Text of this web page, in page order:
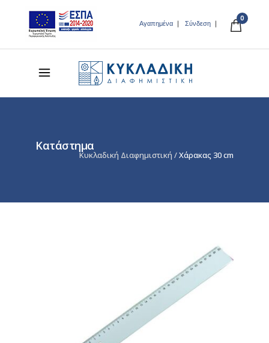
Αγαπημένα Σύνδεση
0
Κατάστημα
Κυκλαδική Διαφημιστική /Χάρακας 30 cm